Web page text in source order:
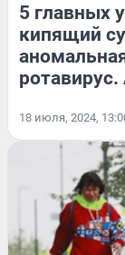
5 главных
кипящий
18 июля, 2024,